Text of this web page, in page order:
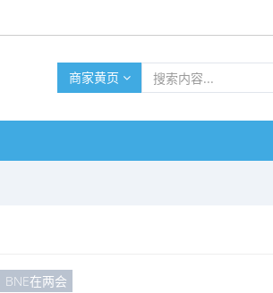
商家黄页
BNE在两会